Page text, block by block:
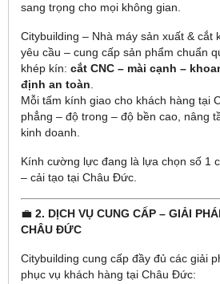
sang trọng cho mọi không gian.
Citybuilding – Nhà máy sản xuất & cắt
yêu cầu – cung cấp sản phẩm chuẩn
khép kín: cắt CNC – mài cạnh –
định an toàn
Mỗi tấm kính giao cho khách hàng tại
phẳng – độ trong – độ bền cao, nâng
kinh doanh.
Kính cường lực đang là lựa chọn số 1
– cải tạo tại Châu Đức.
💼 2. DỊCH VỤ CUNG CẤP – GIẢI
CHÂU ĐỨC
Citybuilding cung cấp đầy đủ các giải
phục vụ khách hàng tại Châu Đức: